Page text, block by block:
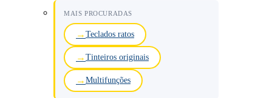
MAIS PROCURADAS
Teclados ratos
Tinteiros originais
Multifunções